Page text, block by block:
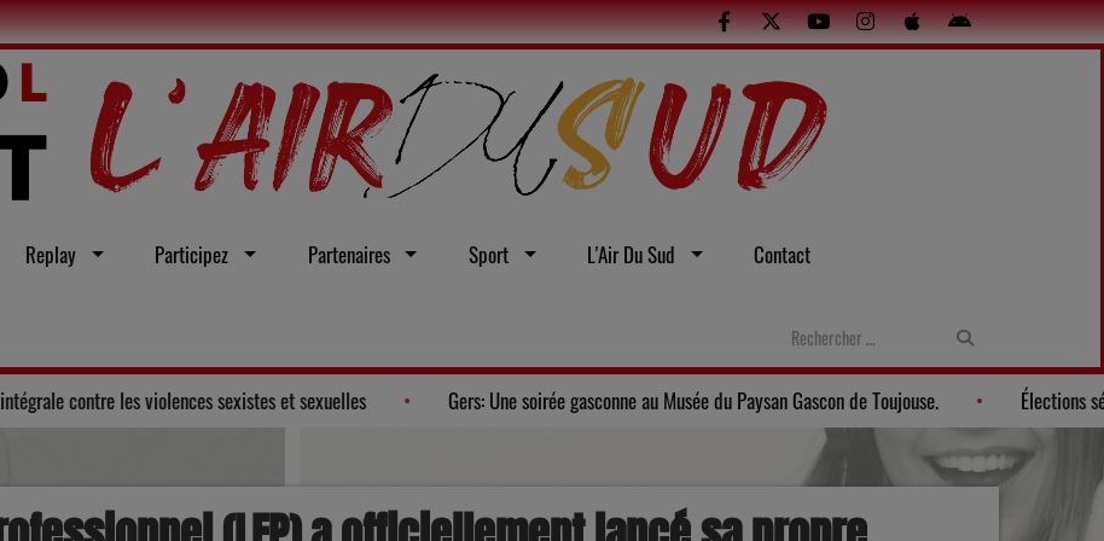
Replay Participez Partenaires Sport L'Air Du Sud Contact
un vœu en faveur d'une loi intégrale contre les violences sexistes et sexuelles Gers: Une soirée gasconne au Musée du Paysan Gascon